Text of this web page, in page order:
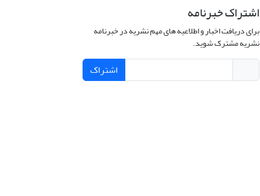
اشتراک خبرنامه
برای دریافت اخبار و اطلاعیه های مهم نشریه در خبرنامه
نشریه مشترک شوید.
اشتراک